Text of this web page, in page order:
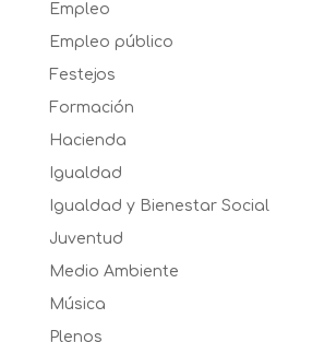
Empleo
Empleo público
Festejos
Formación
Hacienda
Igualdad
Igualdad y Bienestar Social
Juventud
Medio Ambiente
Música
Plenos